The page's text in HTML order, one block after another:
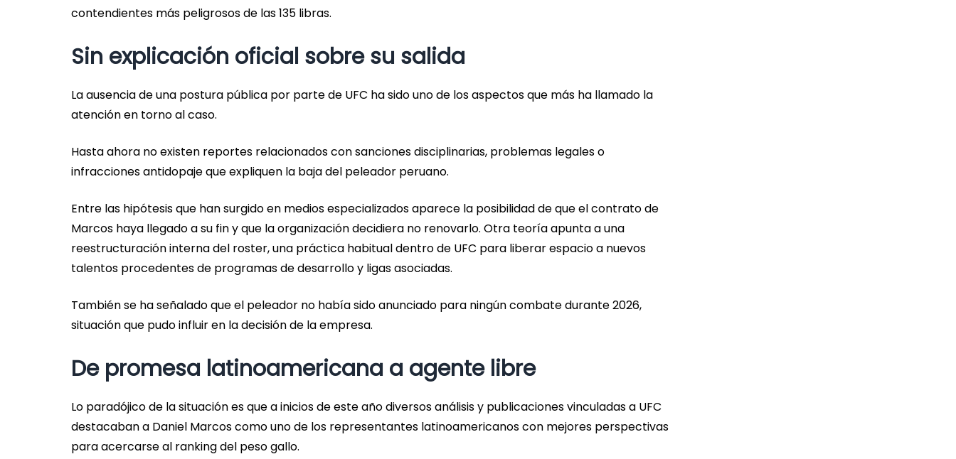
contendientes más peligrosos de las 135 libras.
Sin explicación oficial sobre su salida
La ausencia de una postura pública por parte de UFC ha sido uno de los aspectos que más ha llamado la
atención en torno al caso.
Hasta ahora no existen reportes relacionados con sanciones disciplinarias, problemas legales o
infracciones antidopaje que expliquen la baja del peleador peruano.
Entre las hipótesis que han surgido en medios especializados aparece la posibilidad de que el contrato de
Marcos haya llegado a su fin y que la organización decidiera no renovarlo. Otra teoría apunta a una
reestructuración interna del roster, una práctica habitual dentro de UFC para liberar espacio a nuevos
talentos procedentes de programas de desarrollo y ligas asociadas.
También se ha señalado que el peleador no había sido anunciado para ningún combate durante 2026,
situación que pudo influir en la decisión de la empresa.
De promesa latinoamericana a agente libre
Lo paradójico de la situación es que a inicios de este año diversos análisis y publicaciones vinculadas a UFC
destacaban a Daniel Marcos como uno de los representantes latinoamericanos con mejores perspectivas
para acercarse al ranking del peso gallo.